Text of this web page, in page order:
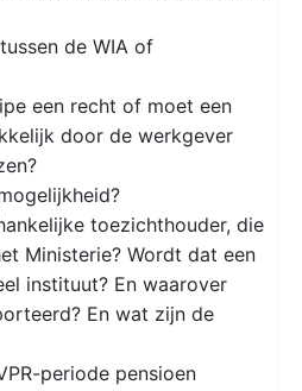
de WIA of
een recht of moet een
door de werkgever
toezichthouder, die
Ministerie? Wordt dat een
instituut? En waarover
En wat zijn de
periode pensioen